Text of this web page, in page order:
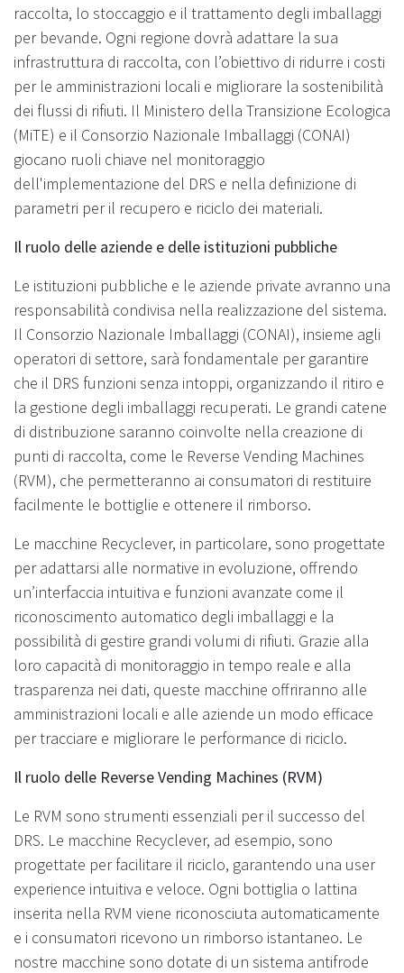
raccolta, lo stoccaggio e il trattamento degli imballaggi
per bevande. Ogni regione dovrà adattare la sua
infrastruttura di raccolta, con l’obiettivo di ridurre i costi
per le amministrazioni locali e migliorare la sostenibilità
dei flussi di rifiuti. Il Ministero della Transizione Ecologica
(MiTE) e il Consorzio Nazionale Imballaggi (CONAI)
giocano ruoli chiave nel monitoraggio
dell'implementazione del DRS e nella definizione di
parametri per il recupero e riciclo dei materiali.
Il ruolo delle aziende e delle istituzioni pubbliche
Le istituzioni pubbliche e le aziende private avranno una
responsabilità condivisa nella realizzazione del sistema.
Il Consorzio Nazionale Imballaggi (CONAI), insieme agli
operatori di settore, sarà fondamentale per garantire
che il DRS funzioni senza intoppi, organizzando il ritiro e
la gestione degli imballaggi recuperati. Le grandi catene
di distribuzione saranno coinvolte nella creazione di
punti di raccolta, come le Reverse Vending Machines
(RVM), che permetteranno ai consumatori di restituire
facilmente le bottiglie e ottenere il rimborso.
Le macchine Recyclever, in particolare, sono progettate
per adattarsi alle normative in evoluzione, offrendo
un’interfaccia intuitiva e funzioni avanzate come il
riconoscimento automatico degli imballaggi e la
possibilità di gestire grandi volumi di rifiuti. Grazie alla
loro capacità di monitoraggio in tempo reale e alla
trasparenza nei dati, queste macchine offriranno alle
amministrazioni locali e alle aziende un modo efficace
per tracciare e migliorare le performance di riciclo.
Il ruolo delle Reverse Vending Machines (RVM)
Le RVM sono strumenti essenziali per il successo del
DRS. Le macchine Recyclever, ad esempio, sono
progettate per facilitare il riciclo, garantendo una user
experience intuitiva e veloce. Ogni bottiglia o lattina
inserita nella RVM viene riconosciuta automaticamente
e i consumatori ricevono un rimborso istantaneo. Le
nostre macchine sono dotate di un sistema antifrode